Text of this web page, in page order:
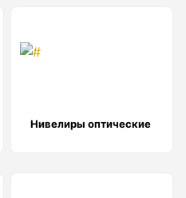
Нивелиры оптические